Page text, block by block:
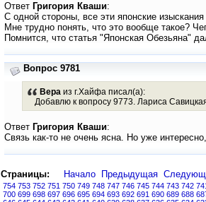
Ответ Григория Кваши:
С одной стороны, все эти японские
Мне трудно понять, что это вообще такое?
Помнится, что статья "Японская Обезьяна"
Вопрос 9781
Вераиз г.Хайфа писал(а):
Добавлю к вопросу 9773. Лариса
Ответ Григория Кваши:
Связь как-то не очень ясна. Но уже
Страницы: Начало Предыдущая
754 753 752 751 750 749 748 747 746 745 744 743 742
700 699 698 697 696 695 694 693 692 691 690 689 688